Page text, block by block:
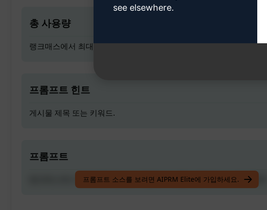
총 사용량
랭크매스에서 최대 82% 점수로 구글에 기사를 순위 매겨보세요. 2024
프롬프트 힌트
게시물 제목 또는 키워드.
프롬프트
랭크매스에서 최대 82% 점수로 구글에 기사를 순위 매겨보세요. 2024
프롬프트 소스를 보려면 AIPRM Elite에 가입하세요.
see elsewhere.